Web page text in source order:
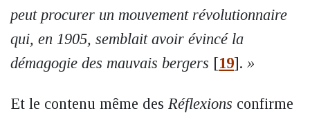
peut procurer un mouvement révolutionnaire
qui, en 1905, semblait avoir évincé la
démagogie des mauvais bergers [19]. »
Et le contenu même des Réflexions confirme